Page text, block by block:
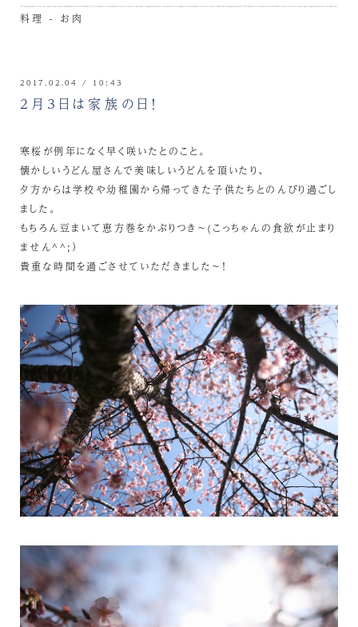
料理 - お肉
2017.02.04 / 10:43
2月3日は家族の日！
寒桜が例年になく早く咲いたとのこと。
懐かしいうどん屋さんで美味しいうどんを頂いたり、
夕方からは学校や幼稚園から帰ってきた子供たちとのんびり過ごし
ました。
もちろん豆まいて恵方巻をかぶりつき～(こっちゃんの食欲が止まり
ません^^;）
貴重な時間を過ごさせていただきました～！